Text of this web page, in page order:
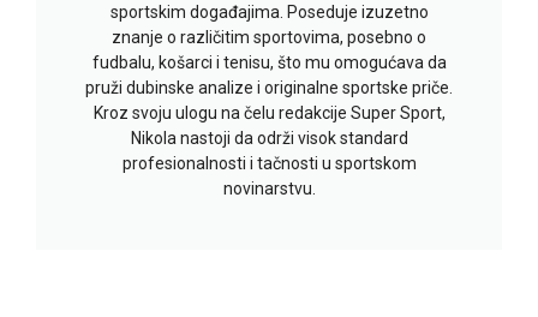
sportskim događajima. Poseduje izuzetno
znanje o različitim sportovima, posebno o
fudbalu, košarci i tenisu, što mu omogućava da
pruži dubinske analize i originalne sportske priče.
Kroz svoju ulogu na čelu redakcije Super Sport,
Nikola nastoji da održi visok standard
profesionalnosti i tačnosti u sportskom
novinarstvu.